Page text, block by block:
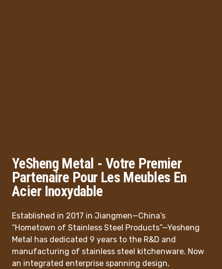
YeSheng Metal - Votre Premier
Partenaire Pour Les Meubles En
Acier Inoxydable
Established in 2017 in Jiangmen—China’s
“Hometown of Stainless Steel Products”—Yesheng
Metal has dedicated 9 years to the R&D and
manufacturing of stainless steel kitchenware. Now
an integrated enterprise spanning design,